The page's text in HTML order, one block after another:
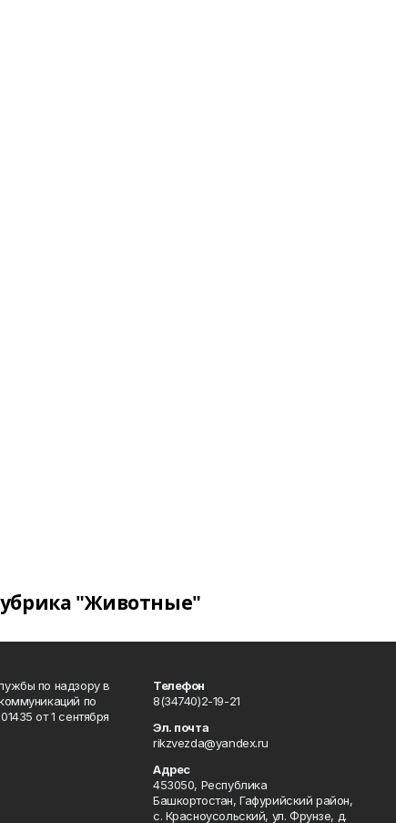
"Животные"
по надзору в
по
от 1 сентября
Телефон
8(34740)2-19-21
Эл. почта
rikzvezda@yandex.ru
Адрес
453050, Республика
Башкортостан, Гафурийский район,
с. Красноусольский, ул. Фрунзе, д.